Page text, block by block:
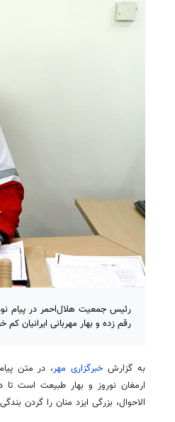
رئیس جمعیت هلال‌احمر در پیام
رقم زده و بهار مهربانی ایرانیان
به گزارش خبرگزاری مهر، در متن
ارمغان نوروز و بهار طبیعت است
الاحوال، بزرگی ایزد منان را گردن